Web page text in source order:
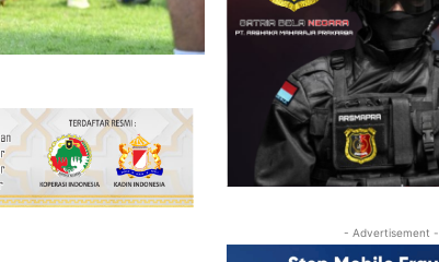
- Advertisement -